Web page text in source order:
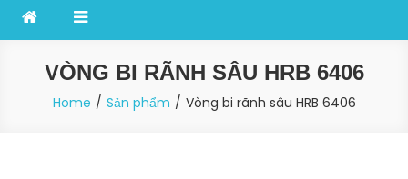
VÒNG BI RÃNH SÂU HRB 6406
Home Sản phẩm Vòng bi rãnh sâu HRB 6406